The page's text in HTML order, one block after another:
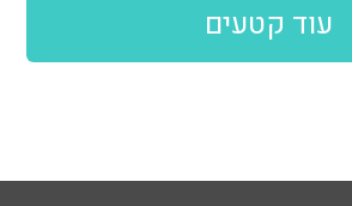
עוד קטעים